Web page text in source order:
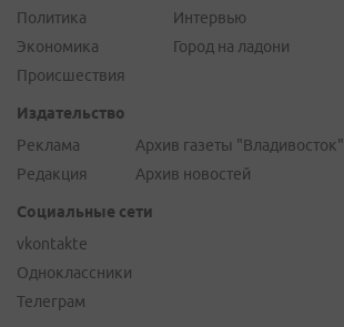
Политика
Экономика
Происшествия
Интервью
Город на ладони
Издательство
Реклама
Редакция
Архив газеты "Владивосток"
Архив новостей
Социальные сети
vkontakte
Одноклассники
Телеграм